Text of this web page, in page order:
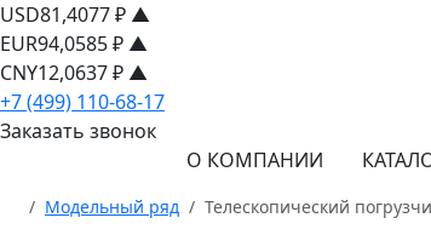
USD81,4077 ₽ ▲
EUR94,0585 ₽ ▲
CNY12,0637 ₽ ▲
+7 (499) 110-68-17
Заказать звонок
О КОМПАНИИ
Модельный ряд Телескопический